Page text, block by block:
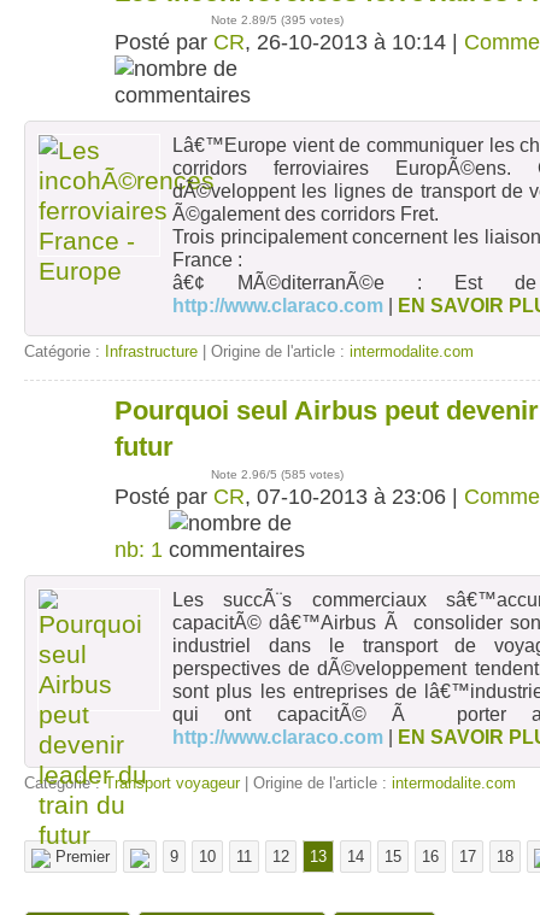
Note 2.89/5 (395 votes)
Posté par CR, 26-10-2013 à 10:14 |
Lâ€™Europe vient de communiquer les
corridors ferroviaires
dÃ©veloppent les lignes de transport de
Ã©galement des corridors Fret.
Trois principalement concernent les
France :
â€¢ MÃ©diterranÃ©e : Est
http://www.claraco.com | EN SAVOIR
Catégorie : Infrastructure | Origine de l'article : intermodalite.com
Pourquoi seul Airbus peut
futur
Note 2.96/5 (585 votes)
Posté par CR, 07-10-2013 à 23:06 |
nb: 1
Les succÃ¨s commerciaux
capacitÃ© dâ€™Airbus Ã consolider
industriel dans le transport de
perspectives de dÃ©veloppement
sont plus les entreprises de
qui ont capacitÃ© Ã porter
http://www.claraco.com | EN SAVOIR
Catégorie :Transport voyageur| Origine de l'article : intermodalite.com
Premier 9 10 11 12 13 14 15 16 17 18